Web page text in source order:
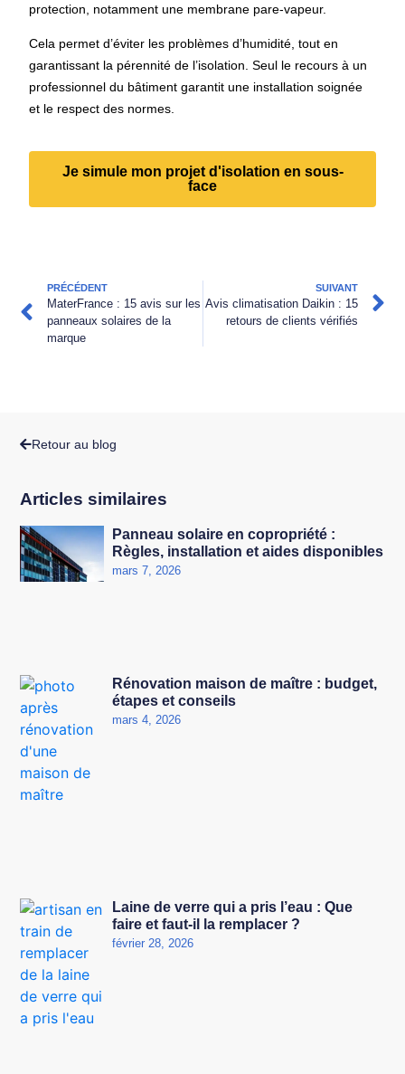
Retour au blog
Articles similaires
Panneau solaire en copropriété :
Règles, installation et aides disponibles
mars 7, 2026
Rénovation maison de maître : budget,
étapes et conseils
mars 4, 2026
Laine de verre qui a pris l’eau : Que
faire et faut-il la remplacer ?
février 28, 2026
protection, notamment une membrane pare-vapeur.
Cela permet d’éviter les problèmes d’humidité, tout en
garantissant la pérennité de l’isolation. Seul le recours à un
professionnel du bâtiment garantit une installation soignée
et le respect des normes.
Je simule mon projet d'isolation en sous-
face
PRÉCÉDENT
MaterFrance : 15 avis sur les
panneaux solaires de la
marque
SUIVANT
Avis climatisation Daikin : 15
retours de clients vérifiés